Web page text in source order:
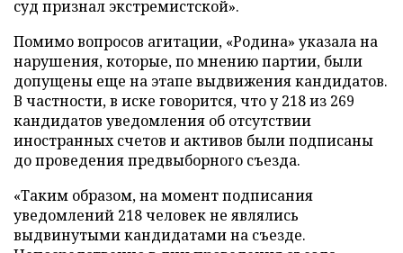
суд признал экстремистской».
Помимо вопросов агитации, «Родина» указала на
нарушения, которые, по мнению партии, были
допущены еще на этапе выдвижения кандидатов.
В частности, в иске говорится, что у 218 из 269
кандидатов уведомления об отсутствии
иностранных счетов и активов были подписаны
до проведения предвыборного съезда.
«Таким образом, на момент подписания
уведомлений 218 человек не являлись
выдвинутыми кандидатами на съезде.